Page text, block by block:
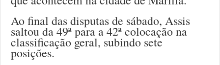
Ao final das disputas de sábado, Assis
saltou da 49ª para a 42ª colocação na
classificação geral, subindo sete
posições.